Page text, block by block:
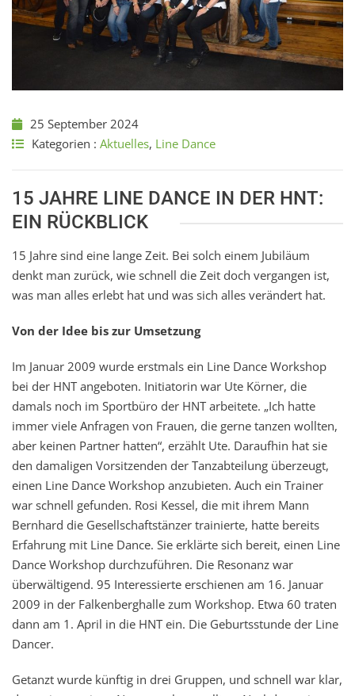
25 September 2024
Kategorien : Aktuelles, Line Dance
15 JAHRE LINE DANCE IN DER HNT:
EIN RÜCKBLICK
15 Jahre sind eine lange Zeit. Bei solch einem Jubiläum
denkt man zurück, wie schnell die Zeit doch vergangen ist,
was man alles erlebt hat und was sich alles verändert hat.
Von der Idee bis zur Umsetzung
Im Januar 2009 wurde erstmals ein Line Dance Workshop
bei der HNT angeboten. Initiatorin war Ute Körner, die
damals noch im Sportbüro der HNT arbeitete. „Ich hatte
immer viele Anfragen von Frauen, die gerne tanzen wollten,
aber keinen Partner hatten“, erzählt Ute. Daraufhin hat sie
den damaligen Vorsitzenden der Tanzabteilung überzeugt,
einen Line Dance Workshop anzubieten. Auch ein Trainer
war schnell gefunden. Rosi Kessel, die mit ihrem Mann
Bernhard die Gesellschaftstänzer trainierte, hatte bereits
Erfahrung mit Line Dance. Sie erklärte sich bereit, einen Line
Dance Workshop durchzuführen. Die Resonanz war
überwältigend. 95 Interessierte erschienen am 16. Januar
2009 in der Falkenberghalle zum Workshop. Etwa 60 traten
dann am 1. April in die HNT ein. Die Geburtsstunde der Line
Dancer.
Getanzt wurde künftig in drei Gruppen, und schnell war klar,